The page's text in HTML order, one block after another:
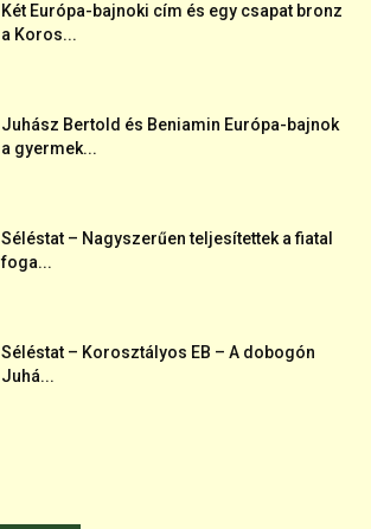
Két Európa-bajnoki cím és egy csapat bronz
a Koros...
Juhász Bertold és Beniamin Európa-bajnok
a gyermek...
Séléstat – Nagyszerűen teljesítettek a fiatal
foga...
Séléstat – Korosztályos EB – A dobogón
Juhá...